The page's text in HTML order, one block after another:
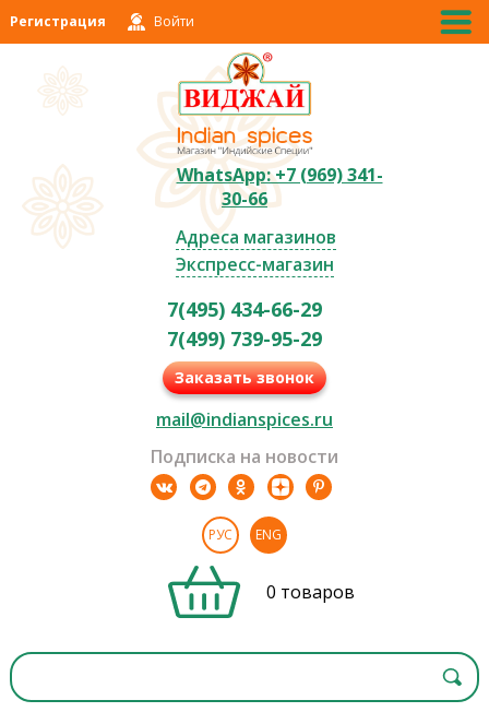
Регистрация Войти
WhatsApp: +7 (969) 341-
30-66
Адреса магазинов
Экспресс-магазин
7(495) 434-66-29
7(499) 739-95-29
Заказать звонок
mail@indianspices.ru
Подписка на новости
РУС ENG
0 товаров